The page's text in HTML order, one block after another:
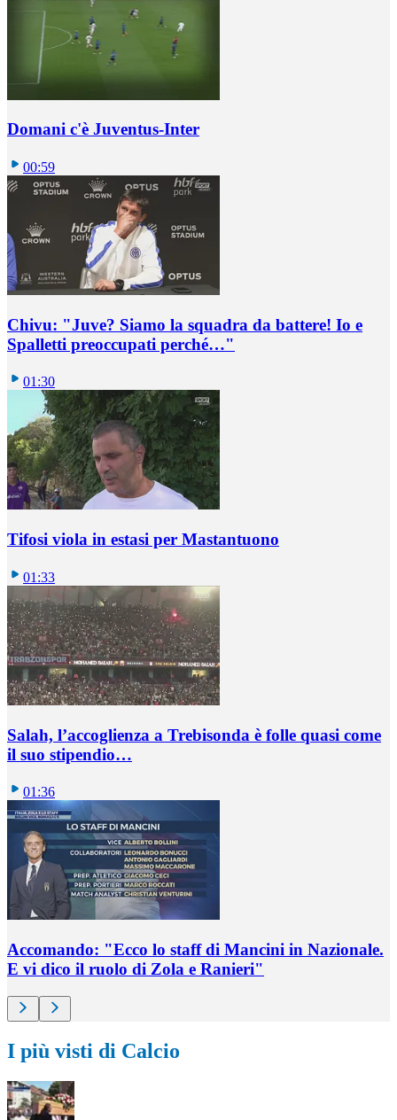
Domani c'è Juventus-Inter
00:59
Chivu: "Juve? Siamo la squadra da battere! Io e
Spalletti preoccupati perché…"
01:30
Tifosi viola in estasi per Mastantuono
01:33
Salah, l’accoglienza a Trebisonda è folle quasi come
il suo stipendio…
01:36
Accomando: "Ecco lo staff di Mancini in Nazionale.
E vi dico il ruolo di Zola e Ranieri"
I più visti di Calcio